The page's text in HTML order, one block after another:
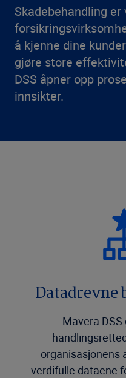
Skadebehandling
å kjenne dine
gjøre store
DSS åpner opp
innsikter.
Mavera DSS
organisasjonens
verdifulle dataene